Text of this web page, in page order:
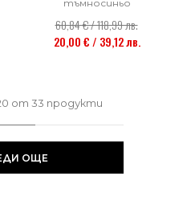
тъмносиньо
60,84 € / 118,99 лв.
20,00 € / 39,12 лв.
от 33 продукти
ОЩЕ